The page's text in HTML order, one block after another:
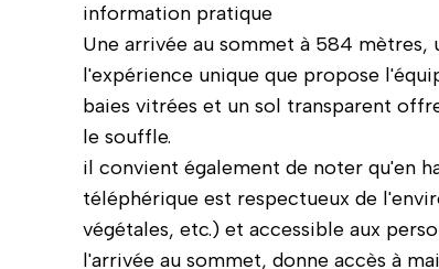
information pratique
Une arrivée au sommet à 584
l'expérience unique que propose
baies vitrées et un sol transparent
le souffle.
il convient également de noter qu'en
téléphérique est respectueux de
végétales, etc.) et accessible aux
l'arrivée au sommet, donne accès à